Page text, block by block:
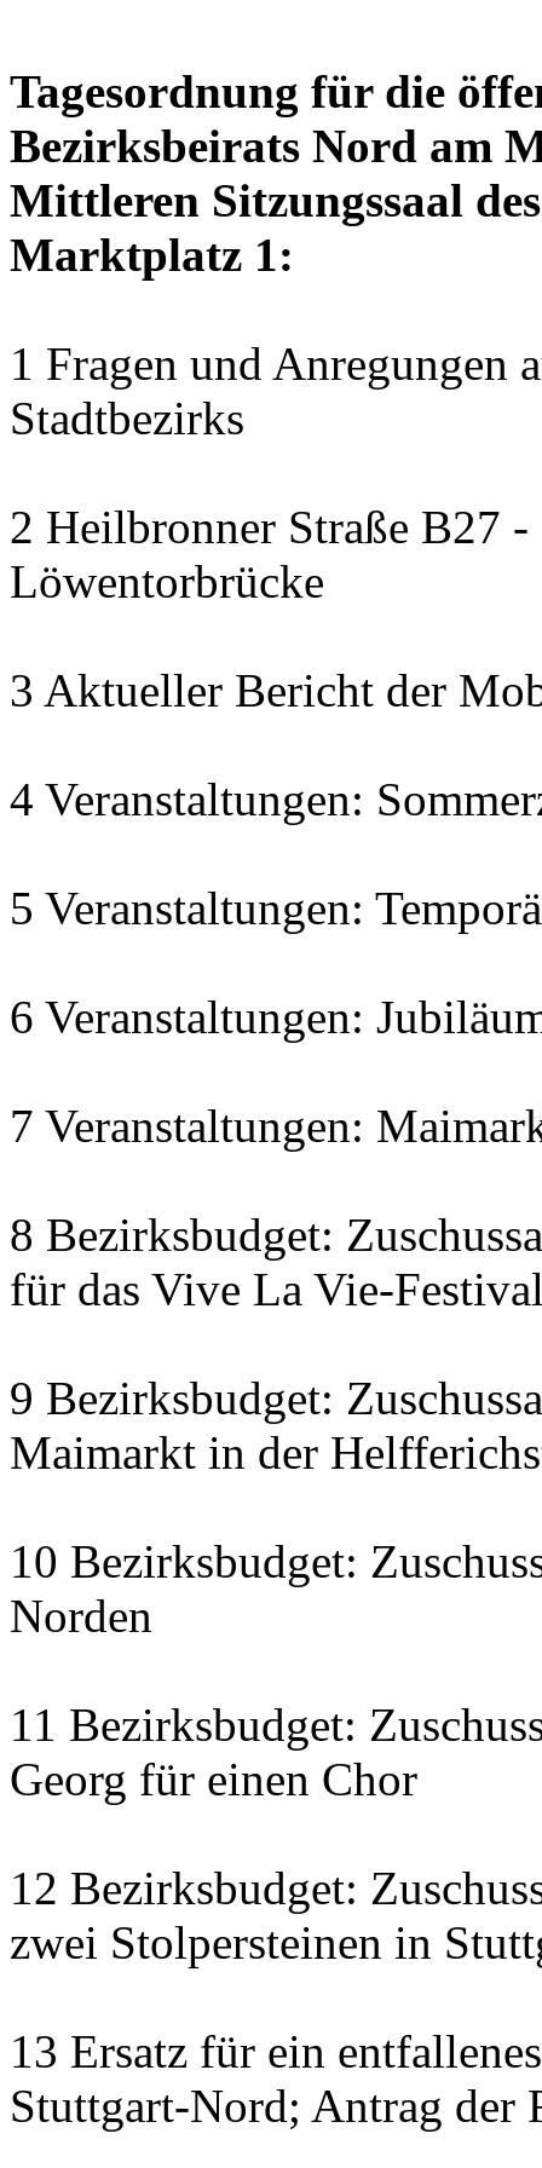
Tagesordnung für die
Bezirksbeirats Nord am
Mittleren Sitzungssaal
Marktplatz 1:
1 Fragen und Anregungen
Stadtbezirks
2 Heilbronner Straße B27
Löwentorbrücke
3 Aktueller Bericht der
4 Veranstaltungen:
5 Veranstaltungen:
6 Veranstaltungen:
7 Veranstaltungen:
8 Bezirksbudget:
für das Vive La Vie-
9 Bezirksbudget:
Maimarkt in der
10 Bezirksbudget:
Norden
11 Bezirksbudget:
Georg für einen Chor
12 Bezirksbudget:
zwei Stolpersteinen in
13 Ersatz für ein
Stuttgart-Nord; Antrag der